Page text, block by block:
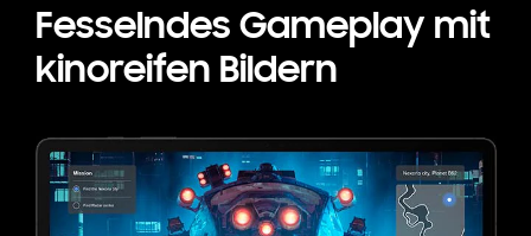
Fesselndes Gameplay mit
kinoreifen Bildern